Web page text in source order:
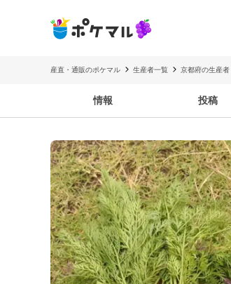
産直・通販のポケマル 生産者一覧 京都府の生産者
情報 投稿